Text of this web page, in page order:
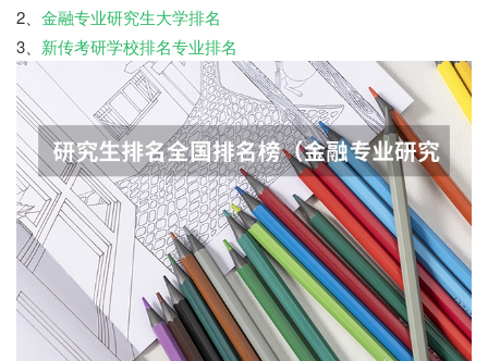
2、 金融专业研究生大学排名
3、 新传考研学校排名专业排名